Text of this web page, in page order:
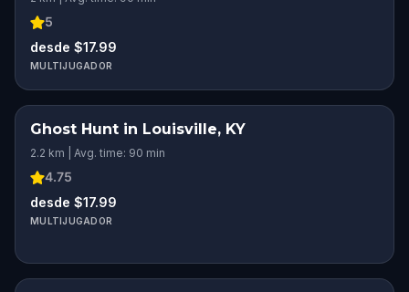
5
desde $17.99
MULTIJUGADOR
Ghost Hunt in Louisville, KY
2.2 km | Avg. time: 90 min
4.75
desde $17.99
MULTIJUGADOR